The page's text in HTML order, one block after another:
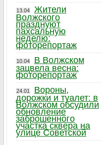
13.04
Жители
Волжского
празднуют
пахсальную
неделю:
фоторепортаж
10.04
В Волжском
зацвела весна:
фоторепортаж
24.01
Вороны,
дорожки и туалет: в
Волжском обсудили
обновление
заброшенного
участка сквера на
улице Советской